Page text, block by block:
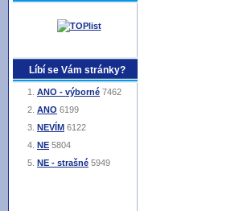
Líbí se Vám stránky?
ANO - výborné 7462
ANO 6199
NEVÍM 6122
NE 5804
NE - strašné 5949